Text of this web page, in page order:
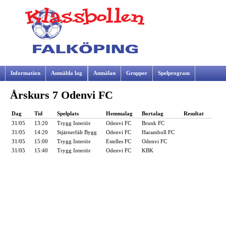
Information Anmälda lag Anmälan Grupper Spelprogram
Samarbetspartners
Årskurs 7 Odenvi FC
Dag Tid Spelplats Hemmalag Bortalag
Resultat
31/05
13:20 Trygg Interiör Odenvi FC
Brunk FC
31/05
14:20 Stjärnerfält Bygg Odenvi FC
Haramboll FC
31/05
15:00 Trygg Interiör Estelles FC
Odenvi FC
31/05
15:40 Trygg Interiör Odenvi FC KBK